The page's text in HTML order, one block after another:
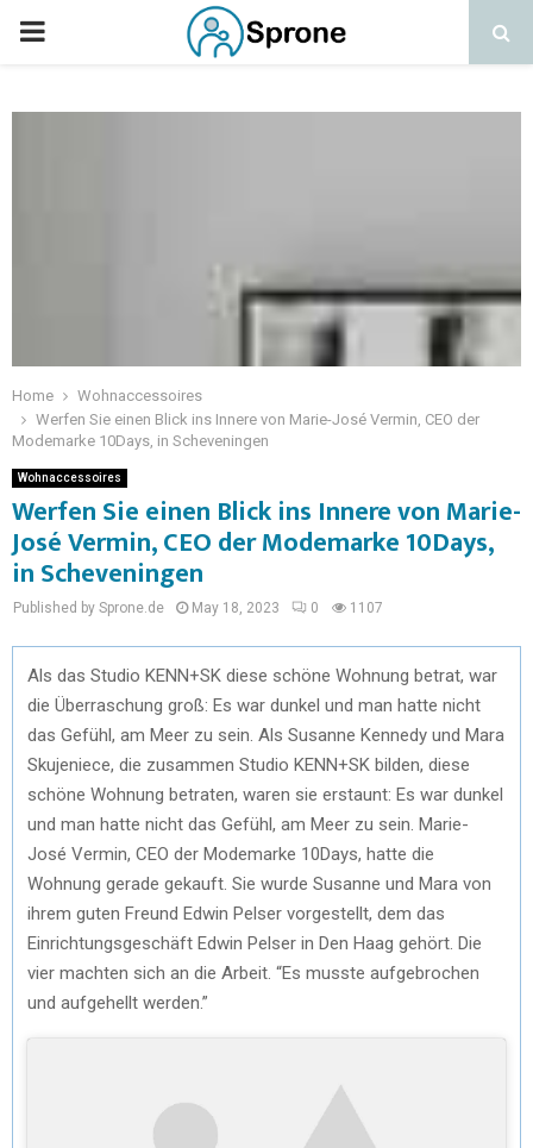
Home
Wohnaccessoires
Werfen Sie einen Blick ins Innere von Marie-José Vermin, CEO der
Modemarke 10Days, in Scheveningen
Wohnaccessoires
Werfen Sie einen Blick ins Innere von Marie-
José Vermin, CEO der Modemarke 10Days,
in Scheveningen
Published by Sprone.de May 18, 2023 0 1107
Als das Studio KENN+SK diese schöne Wohnung betrat, war
die Überraschung groß: Es war dunkel und man hatte nicht
das Gefühl, am Meer zu sein. Als Susanne Kennedy und Mara
Skujeniece, die zusammen Studio KENN+SK bilden, diese
schöne Wohnung betraten, waren sie erstaunt: Es war dunkel
und man hatte nicht das Gefühl, am Meer zu sein. Marie-
José Vermin, CEO der Modemarke 10Days, hatte die
Wohnung gerade gekauft. Sie wurde Susanne und Mara von
ihrem guten Freund Edwin Pelser vorgestellt, dem das
Einrichtungsgeschäft Edwin Pelser in Den Haag gehört. Die
vier machten sich an die Arbeit. “Es musste aufgebrochen
und aufgehellt werden.”